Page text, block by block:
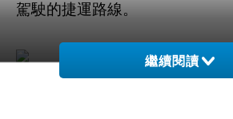
駕駛的捷運路線。
繼續閱讀